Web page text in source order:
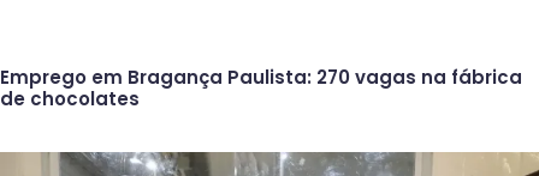
Emprego em Bragança Paulista: 270 vagas na fábrica
de chocolates